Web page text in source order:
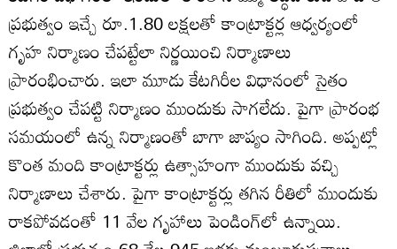
ప్రభుత్వం ఇచ్చే రూ.1.80 లక్షలతో కాంట్రాక్టర్ల ఆధ్వర్యంలో
గృహ నిర్మాణం చేపట్టేలా నిర్ణయించి నిర్మాణాలు
ప్రారంభించారు. ఇలా మూడు కేటగిరీల విధానంలో సైతం
ప్రభుత్వం చేపట్టి నిర్మాణం ముందుకు సాగలేదు. పైగా ప్రారంభ
సమయంలో ఉన్న నిర్మాణంతో బాగా జాప్యం సాగింది. అప్పట్లో
కొంత మంది కాంట్రాక్టర్లు ఉత్సాహంగా ముందుకు వచ్చి
నిర్మాణాలు చేశారు. పైగా కాంట్రాక్టర్లు తగిన రీతిలో ముందుకు
రాకపోవడంతో 11 వేల గృహాలు పెండింగ్‌లో ఉన్నాయి.